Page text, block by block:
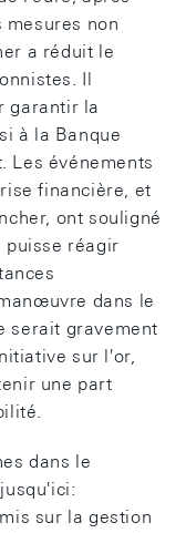
non
a réduit le
Il
garantir la
à la Banque
Les événements
financière, et
ont souligné
puisse réagir
dans le
serait gravement
sur l'or,
une part
dans le
sur la gestion